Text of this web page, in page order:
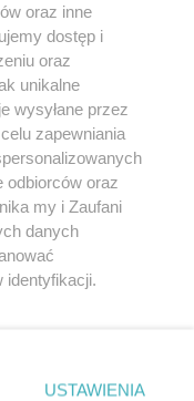
być powielany i
w jakikolwiek sposób (w
polu
umieszczaniem w
Jakiekolwiek użycie lub
z naruszeniem prawa,
kary i może być
oraz inne
dostęp i
oraz
unikalne
wysyłane przez
zapewniania
odbiorców oraz
my i Zaufani
danych
prywatności
USTAWIENIA